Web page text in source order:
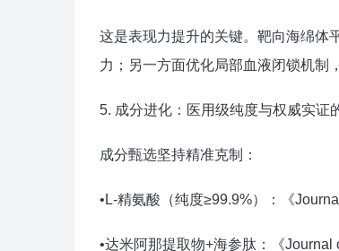
这是表现力提升的关键。靶向海绵体
力；另一方面优化局部血液闭锁机制
5. 成分进化：医用级纯度与权威实证
成分甄选坚持精准克制：
•L-精氨酸（纯度≥99.9%）：《
•达米阿那提取物+海参肽：《